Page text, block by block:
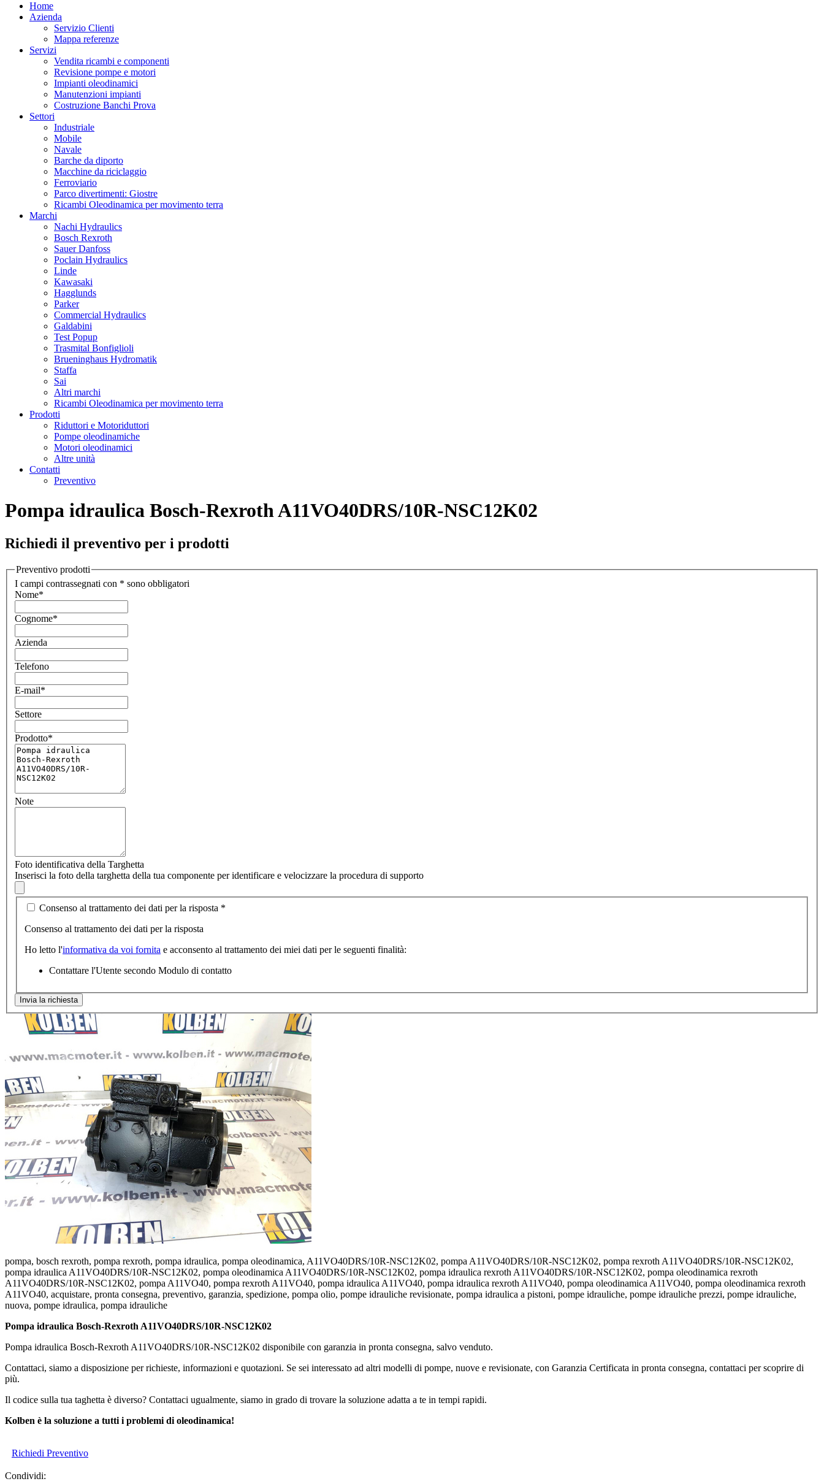
Home
Azienda
Servizio Clienti
Mappa referenze
Servizi
Vendita ricambi e componenti
Revisione pompe e motori
Impianti oleodinamici
Manutenzioni impianti
Costruzione Banchi Prova
Settori
Industriale
Mobile
Navale
Barche da diporto
Macchine da riciclaggio
Ferroviario
Parco divertimenti: Giostre
Ricambi Oleodinamica per movimento terra
Marchi
Nachi Hydraulics
Bosch Rexroth
Sauer Danfoss
Poclain Hydraulics
Linde
Kawasaki
Hagglunds
Parker
Commercial Hydraulics
Galdabini
Test Popup
Trasmital Bonfiglioli
Brueninghaus Hydromatik
Staffa
Sai
Altri marchi
Ricambi Oleodinamica per movimento terra
Prodotti
Riduttori e Motoriduttori
Pompe oleodinamiche
Motori oleodinamici
Altre unità
Contatti
Preventivo
Pompa idraulica Bosch-Rexroth A11VO40DRS/10R-NSC12K02
Richiedi il preventivo per i prodotti
Preventivo prodotti
I campi contrassegnati con * sono obbligatori
Nome*
Cognome*
Azienda
Telefono
E-mail*
Settore
Prodotto*
Note
Foto identificativa della Targhetta
Inserisci la foto della targhetta della tua componente per identificare e velocizzare la procedura di supporto
Consenso al trattamento dei dati per la risposta *
Consenso al trattamento dei dati per la risposta
Ho letto l'informativa da voi fornita e acconsento al trattamento dei miei dati per le seguenti finalità:
Contattare l'Utente secondo Modulo di contatto
pompa, bosch rexroth, pompa rexroth, pompa idraulica, pompa oleodinamica, A11VO40DRS/10R-NSC12K02, pompa A11VO40DRS/10R-NSC12K02, pompa rexroth A11VO40DRS/10R-NSC12K02,
pompa idraulica A11VO40DRS/10R-NSC12K02, pompa oleodinamica A11VO40DRS/10R-NSC12K02, pompa idraulica rexroth A11VO40DRS/10R-NSC12K02, pompa oleodinamica rexroth
A11VO40DRS/10R-NSC12K02, pompa A11VO40, pompa rexroth A11VO40, pompa idraulica A11VO40, pompa idraulica rexroth A11VO40, pompa oleodinamica A11VO40, pompa oleodinamica rexroth
A11VO40, acquistare, pronta consegna, preventivo, garanzia, spedizione, pompa olio, pompe idrauliche revisionate, pompa idraulica a pistoni, pompe idrauliche, pompe idrauliche prezzi, pompe idrauliche,
nuova, pompe idraulica, pompa idrauliche
Pompa idraulica Bosch-Rexroth A11VO40DRS/10R-NSC12K02
Pompa idraulica Bosch-Rexroth A11VO40DRS/10R-NSC12K02 disponibile con garanzia in pronta consegna, salvo venduto.
Contattaci, siamo a disposizione per richieste, informazioni e quotazioni. Se sei interessato ad altri modelli di pompe, nuove e revisionate, con Garanzia Certificata in pronta consegna, contattaci per scoprire di
più.
Il codice sulla tua taghetta è diverso? Contattaci ugualmente, siamo in grado di trovare la soluzione adatta a te in tempi rapidi.
Kolben è la soluzione a tutti i problemi di oleodinamica!
Richiedi Preventivo
Condividi: